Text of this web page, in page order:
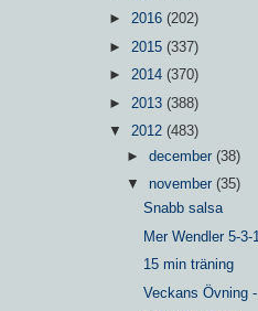
► 2016 (202)
► 2015 (337)
► 2014 (370)
► 2013 (388)
▼ 2012 (483)
► december (38)
▼ november (35)
Snabb salsa
Mer Wendler 5-3-1
15 min träning
Veckans Övning